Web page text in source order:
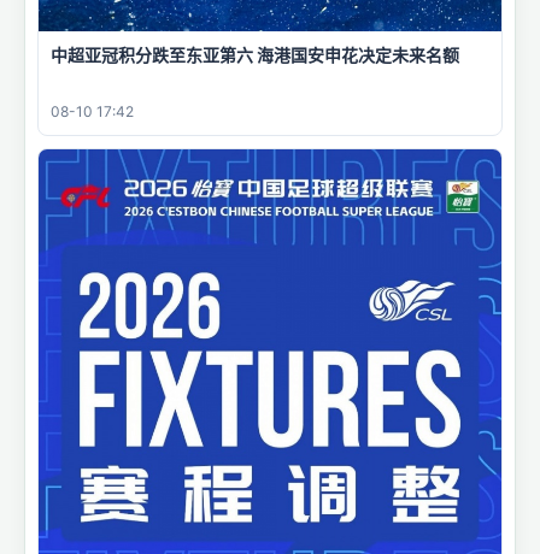
中超亚冠积分跌至东亚第六 海港国安申花决定未来名额
08-10 17:42